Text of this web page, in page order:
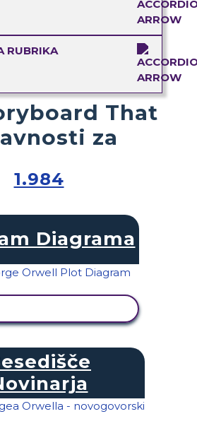
RUBRIKA
That
za
1.984
Diagrama